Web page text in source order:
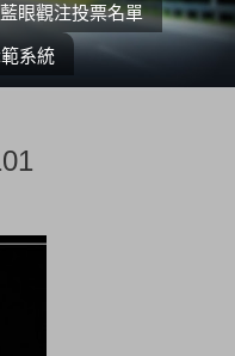
眼觀注投票名單
系統